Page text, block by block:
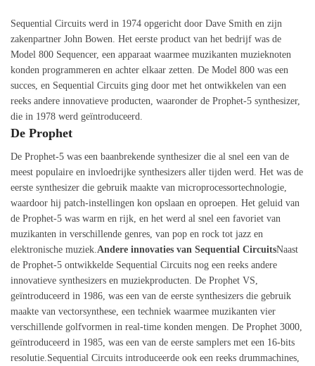
Sequential Circuits werd in 1974 opgericht door Dave Smith en zijn
zakenpartner John Bowen. Het eerste product van het bedrijf was de
Model 800 Sequencer, een apparaat waarmee muzikanten muzieknoten
konden programmeren en achter elkaar zetten. De Model 800 was een
succes, en Sequential Circuits ging door met het ontwikkelen van een
reeks andere innovatieve producten, waaronder de Prophet-5 synthesizer,
die in 1978 werd geïntroduceerd.
De Prophet
De Prophet-5 was een baanbrekende synthesizer die al snel een van de
meest populaire en invloedrijke synthesizers aller tijden werd. Het was de
eerste synthesizer die gebruik maakte van microprocessortechnologie,
waardoor hij patch-instellingen kon opslaan en oproepen. Het geluid van
de Prophet-5 was warm en rijk, en het werd al snel een favoriet van
muzikanten in verschillende genres, van pop en rock tot jazz en
elektronische muziek. Andere innovaties van Sequential CircuitsNaast
de Prophet-5 ontwikkelde Sequential Circuits nog een reeks andere
innovatieve synthesizers en muziekproducten. De Prophet VS,
geïntroduceerd in 1986, was een van de eerste synthesizers die gebruik
maakte van vectorsynthese, een techniek waarmee muzikanten vier
verschillende golfvormen in real-time konden mengen. De Prophet 3000,
geïntroduceerd in 1985, was een van de eerste samplers met een 16-bits
resolutie.Sequential Circuits introduceerde ook een reeks drummachines,